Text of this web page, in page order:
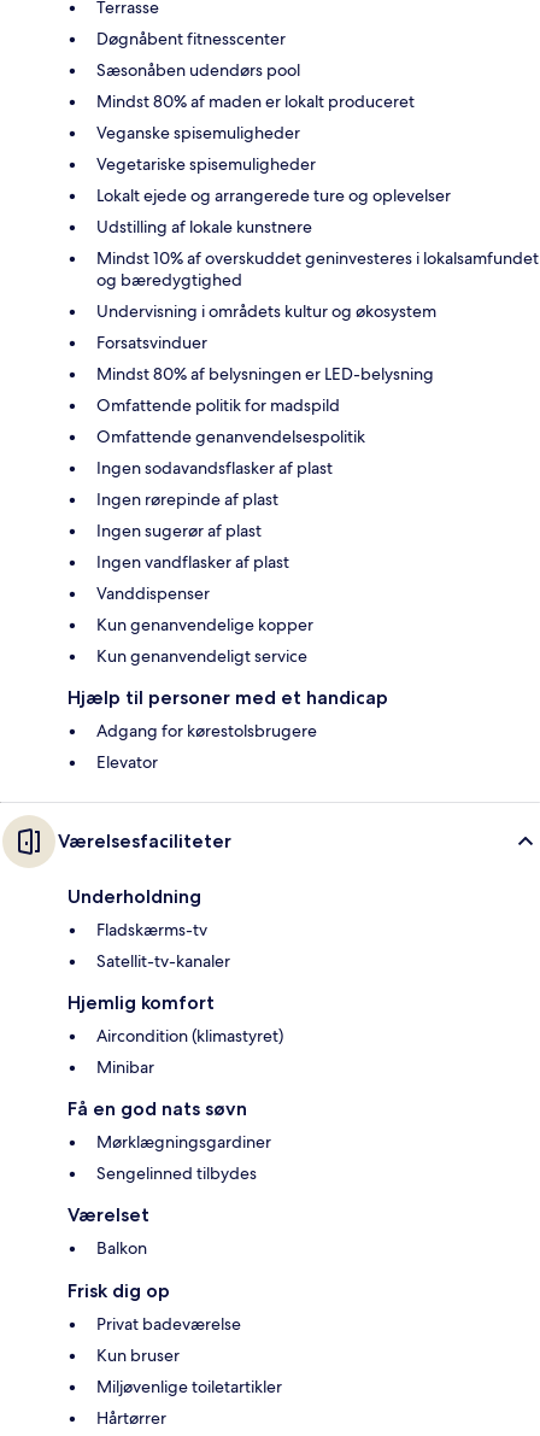
Terrasse
Døgnåbent fitnesscenter
Sæsonåben udendørs pool
Mindst 80% af maden er lokalt produceret
Veganske spisemuligheder
Vegetariske spisemuligheder
Lokalt ejede og arrangerede ture og oplevelser
Udstilling af lokale kunstnere
Mindst 10% af overskuddet geninvesteres i lokalsamfundet
og bæredygtighed
Undervisning i områdets kultur og økosystem
Forsatsvinduer
Mindst 80% af belysningen er LED-belysning
Omfattende politik for madspild
Omfattende genanvendelsespolitik
Ingen sodavandsflasker af plast
Ingen rørepinde af plast
Ingen sugerør af plast
Ingen vandflasker af plast
Vanddispenser
Kun genanvendelige kopper
Kun genanvendeligt service
Hjælp til personer med et handicap
Adgang for kørestolsbrugere
Elevator
Værelsesfaciliteter
Underholdning
Fladskærms-tv
Satellit-tv-kanaler
Hjemlig komfort
Aircondition (klimastyret)
Minibar
Få en god nats søvn
Mørklægningsgardiner
Sengelinned tilbydes
Værelset
Balkon
Frisk dig op
Privat badeværelse
Kun bruser
Miljøvenlige toiletartikler
Hårtørrer